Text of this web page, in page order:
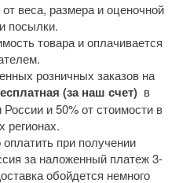
веса, размера и оценочной
посылки.
товара и оплачивается
розничных заказов на
(за наш счет) в
и 50% от стоимости в
регионах.
при получении
за наложенный платеж 3-
обойдется немного